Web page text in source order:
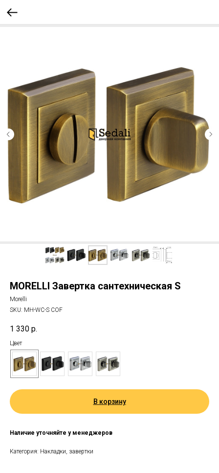
MORELLI Завертка сантехническая S
Morelli
SKU: MH-WC-S COF
1 330 р.
Цвет
В корзину
Наличие уточняйте у менеджеров
Категория: Накладки, завертки